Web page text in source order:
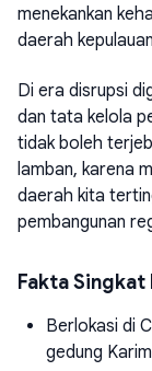
menekankan
daerah
Di era disrupsi
dan tata kelola
tidak boleh
lamban, karena
daerah kita
pembangunan
Fakta Singkat
Berlokasi di
gedung